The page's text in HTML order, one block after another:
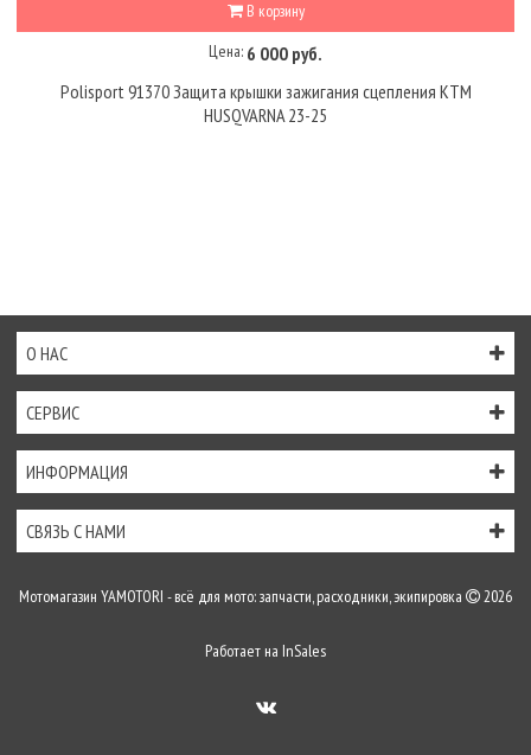
В корзину
Цена: 6 000 руб.
Polisport 91370 Защита крышки зажигания сцепления KTM
HUSQVARNA 23-25
О НАС
СЕРВИС
ИНФОРМАЦИЯ
СВЯЗЬ С НАМИ
Мотомагазин YAMOTORI - всё для мото: запчасти, расходники, экипировка 2026
Работает на InSales